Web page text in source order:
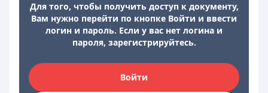
Для того, чтобы получить доступ к документу,
Вам нужно перейти по кнопке Войти и ввести
логин и пароль. Если у вас нет логина и
пароля, зарегистрируйтесь.
Войти